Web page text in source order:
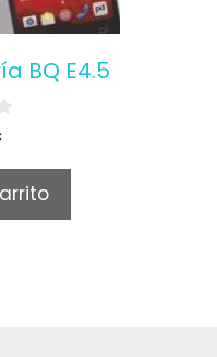
BQ E4.5